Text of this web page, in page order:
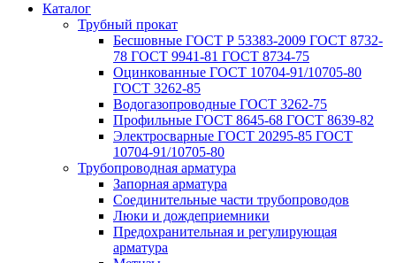
Каталог
Трубный прокат
Беcшовные ГОСТ Р 53383-2009 ГОСТ 8732-
78 ГОСТ 9941-81 ГОСТ 8734-75
Оцинкованные ГОСТ 10704-91/10705-80
ГОСТ 3262-85
Водогазопроводные ГОСТ 3262-75
Профильные ГОСТ 8645-68 ГОСТ 8639-82
Электросварные ГОСТ 20295-85 ГОСТ
10704-91/10705-80
Трубопроводная арматура
Запорная арматура
Соединительные части трубопроводов
Люки и дождеприемники
Предохранительная и регулирующая
арматура